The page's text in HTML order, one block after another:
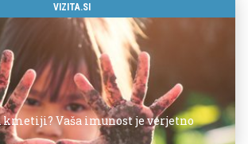
VIZITA.SI
kmetiji? Vaša imunost je verjetno